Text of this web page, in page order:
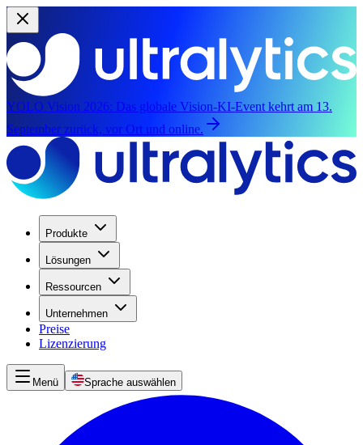
YOLO Vision 2026: Das globale Vision-KI-Event kehrt am 13.
September zurück, vor Ort und online.
Produkte
Lösungen
Ressourcen
Unternehmen
Preise
Lizenzierung
Menü Sprache auswählen